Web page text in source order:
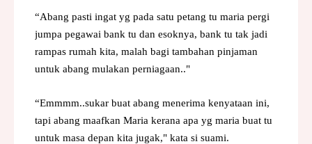
“Abang pasti ingat yg pada satu petang tu maria pergi
jumpa pegawai bank tu dan esoknya, bank tu tak jadi
rampas rumah kita, malah bagi tambahan pinjaman
untuk abang mulakan perniagaan.."
“Emmmm..sukar buat abang menerima kenyataan ini,
tapi abang maafkan Maria kerana apa yg maria buat tu
untuk masa depan kita jugak," kata si suami.